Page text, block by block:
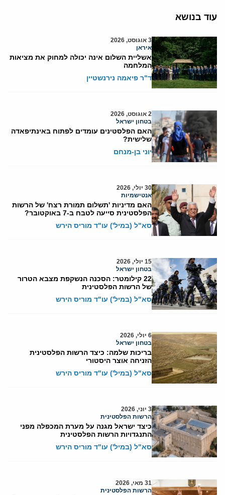
עוד בנושא
3 אוגוסט, 2026
איראן
אשליית השלום אינה יכולה למחוק את מציאות
המלחמה
ד"ר פיאמה נירנשטיין
2 אוגוסט, 2026
בטחון ישראל
האם הפלסטינים עומדים לפתוח באינתיפאדה
שלישית?
יוני בן-מנחם
30 יולי, 2026
אנטישמיות
האם מדיניות 'תשלום תמורת רצח' של הרשות
הפלסטינית סייעה לטבח ב-7 באוקטובר?
סא"ל (במיל') עו"ד מוריס הירש
15 יולי, 2026
בטחון ישראל
22 קילומטר: הסכנה הנשקפת מצבא הטרור
של הרשות הפלסטינית
סא"ל (במיל') עו"ד מוריס הירש
6 יולי, 2026
בטחון ישראל
בריכות שלמה: כיצד הרשות הפלסטינית
הזניחה אוצר היסטורי
סא"ל (במיל') עו"ד מוריס הירש
3 יוני, 2026
הרשות הפלסטינית
כיצד ישראל מגנה על מערת המכפלה מפני
התנגדויות הרשות הפלסטינית
סא"ל (במיל') עו"ד מוריס הירש
31 מאי, 2026
הרשות הפלסטינית